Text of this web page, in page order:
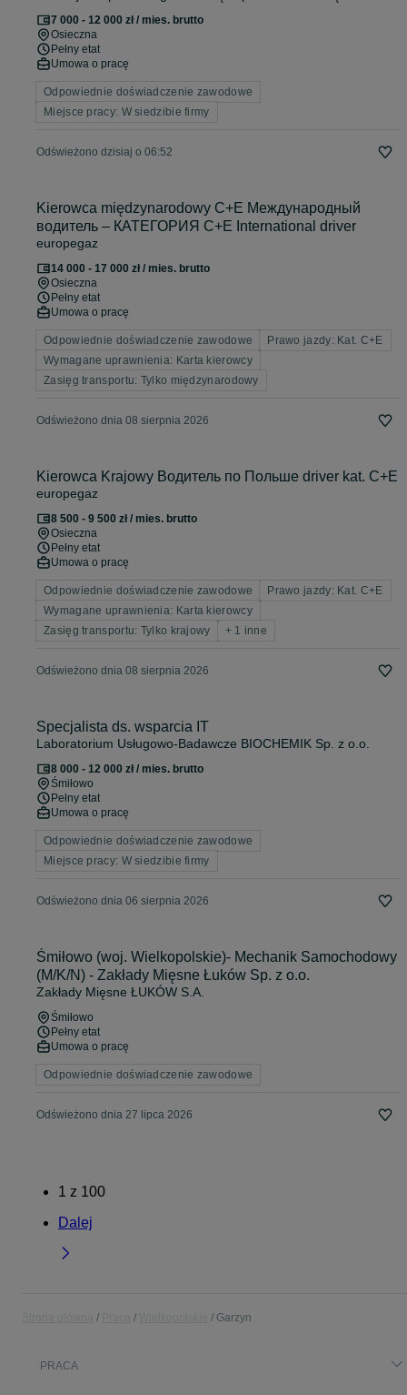
7 000 - 12 000 zł / mies. brutto
Osieczna
Pełny etat
Umowa o pracę
Odpowiednie doświadczenie zawodowe
Miejsce pracy: W siedzibie firmy
Odświeżono dzisiaj o 06:52
Kierowca międzynarodowy C+E Международный
водитель – КАТЕГОРИЯ C+E International driver
europegaz
14 000 - 17 000 zł / mies. brutto
Osieczna
Pełny etat
Umowa o pracę
Odpowiednie doświadczenie zawodowe
Prawo jazdy: Kat. C+E
Wymagane uprawnienia: Karta kierowcy
Zasięg transportu: Tylko międzynarodowy
Odświeżono dnia 08 sierpnia 2026
Kierowca Krajowy Водитель по Польше driver kat. C+E
europegaz
8 500 - 9 500 zł / mies. brutto
Osieczna
Pełny etat
Umowa o pracę
Odpowiednie doświadczenie zawodowe
Prawo jazdy: Kat. C+E
Wymagane uprawnienia: Karta kierowcy
Zasięg transportu: Tylko krajowy
+ 1 inne
Odświeżono dnia 08 sierpnia 2026
Specjalista ds. wsparcia IT
Laboratorium Usługowo-Badawcze BIOCHEMIK Sp. z o.o.
8 000 - 12 000 zł / mies. brutto
Śmiłowo
Pełny etat
Umowa o pracę
Odpowiednie doświadczenie zawodowe
Miejsce pracy: W siedzibie firmy
Odświeżono dnia 06 sierpnia 2026
Śmiłowo (woj. Wielkopolskie)- Mechanik Samochodowy
(M/K/N) - Zakłady Mięsne Łuków Sp. z o.o.
Zakłady Mięsne ŁUKÓW S.A.
Śmiłowo
Pełny etat
Umowa o pracę
Odpowiednie doświadczenie zawodowe
Odświeżono dnia 27 lipca 2026
1 z 100
Dalej
Garzyn
PRACA